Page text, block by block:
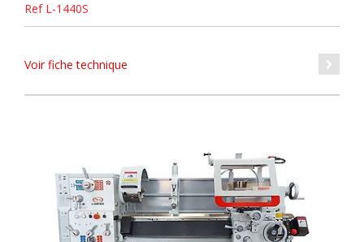
Ref L-1440S
Voir fiche technique